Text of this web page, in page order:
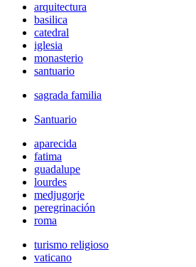
arquitectura
basilica
catedral
iglesia
monasterio
santuario
sagrada familia
Santuario
aparecida
fatima
guadalupe
lourdes
medjugorje
peregrinación
roma
turismo religioso
vaticano